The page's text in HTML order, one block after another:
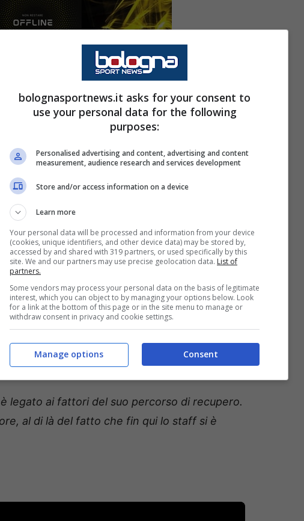
del
, è intervenuto ieri mattina a
del Carlino
rossoblù. Di seguito alcune sue
differenza di condizione e con tutto il
e non si debbono prendere quattro gol in
Siamo un po’ preoccupati”.
Con questo modulo gli innesti saranno
crisi, qualche cessione era inevitabile. Non ci
legato ai fattori del suo percorso di recupero.
al di là del fatto che fin qui lo staff si è
bolognasportnews.it asks for your consent to
use your personal data for the following
purposes:
Personalised advertising and content, advertising and content
measurement, audience research and services development
Store and/or access information on a device
Learn more
Your personal data will be processed and information from your device
(cookies, unique identifiers, and other device data) may be stored by,
accessed by and shared with 319 partners, or used specifically by this
site. We and our partners may use precise geolocation data. List of
partners.
Some vendors may process your personal data on the basis of legitimate
interest, which you can object to by managing your options below. Look
for a link at the bottom of this page or in the site menu to manage or
withdraw consent in privacy and cookie settings.
Consent
Manage options